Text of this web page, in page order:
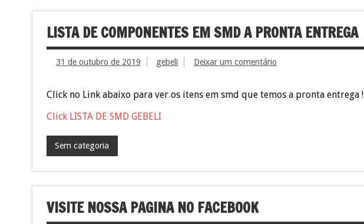
LISTA DE COMPONENTES EM SMD A PRONTA ENTREGA
31 de outubro de 2019 gebeli Deixar um comentário
Click no Link abaixo para ver os itens em smd que temos a pronta entrega !
Click LISTA DE SMD GEBELI
Sem categoria
VISITE NOSSA PAGINA NO FACEBOOK